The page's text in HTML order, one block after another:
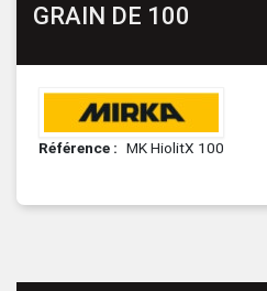
GRAIN DE 100
Référence MK HiolitX 100